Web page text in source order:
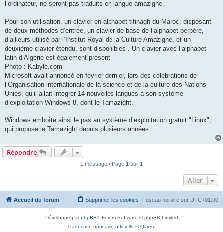
l’ordinateur, ne seront pas traduits en langue amazighe.
Pour son utilisation, un clavier en alphabet tifinagh du Maroc, disposant
de deux méthodes d’entrée, un clavier de base de l’alphabet berbère,
d’ailleurs utilisé par l’Institut Royal de la Culture Amazighe, et un
deuxième clavier étendu, sont disponibles . Un clavier avec l’alphabet
latin d’Algérie est également présent.
Photo : Kabyle.com
Microsoft avait annoncé en février dernier, lors des célébrations de
l’Organisation internationale de la science et de la culture des Nations
Unies, qu’il allait intégrer 14 nouvelles langues à son système
d’exploitation Windows 8, dont le Tamazight.
Windows emboîte ainsi le pas au système d’exploitation gratuit "Linux",
qui propose le Tamazight depuis plusieurs années.
Répondre
1 message • Page 1 sur 1
Aller
Accueil du forum Fuseau horaire sur UTC+01:00
Supprimer les cookies
Développé parphpBB® Forum Software © phpBB Limited
Traduction française officielle ©Qiaeru